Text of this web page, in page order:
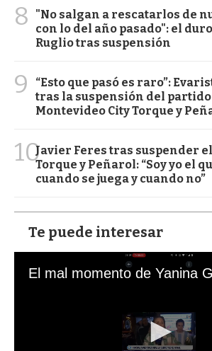
8
"No salgan a rescatarlos de
con lo del año pasado": el
Ruglio tras suspensión
9
“Esto que pasó es raro”:
tras la suspensión del
Montevideo City Torque y
10Javier Feres tras suspender
Torque y Peñarol: “Soy yo el
cuando se juega y cuando no”
Te puede interesar